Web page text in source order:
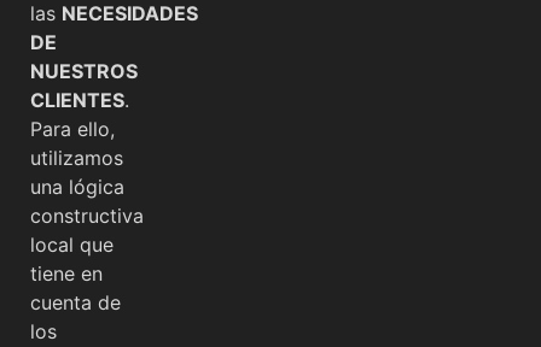
las NECESIDADES
DE
NUESTROS
CLIENTES.
Para ello,
utilizamos
una lógica
constructiva
local que
tiene en
cuenta de
los